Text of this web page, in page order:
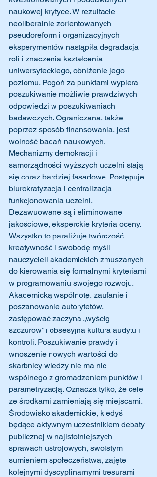
naukowej krytyce. W rezultacie
neoliberalnie zorientowanych
pseudoreform i organizacyjnych
eksperymentów nastąpiła degradacja
roli i znaczenia kształcenia
uniwersyteckiego, obniżenie jego
poziomu. Pogoń za punktami wypiera
poszukiwanie możliwie prawdziwych
odpowiedzi w poszukiwaniach
badawczych. Ograniczana, także
poprzez sposób finansowania, jest
wolność badań naukowych.
Mechanizmy demokracji i
samorządności wyższych uczelni stają
się coraz bardziej fasadowe. Postępuje
biurokratyzacja i centralizacja
funkcjonowania uczelni.
Dezawuowane są i eliminowane
jakościowe, eksperckie kryteria oceny.
Wszystko to paraliżuje twórczość,
kreatywność i swobodę myśli
nauczycieli akademickich zmuszanych
do kierowania się formalnymi kryteriami
w programowaniu swojego rozwoju.
Akademicką wspólnotę, zaufanie i
poszanowanie autorytetów,
zastępować zaczyna „wyścig
szczurów” i obsesyjna kultura audytu i
kontroli. Poszukiwanie prawdy i
wnoszenie nowych wartości do
skarbnicy wiedzy nie ma nic
wspólnego z gromadzeniem punktów i
parametryzacją. Oznacza tylko, że cele
ze środkami zamieniają się miejscami.
Środowisko akademickie, kiedyś
będące aktywnym uczestnikiem debaty
publicznej w najistotniejszych
sprawach ustrojowych, swoistym
sumieniem społeczeństwa, zajęte
kolejnymi dyscyplinarnymi tresurami